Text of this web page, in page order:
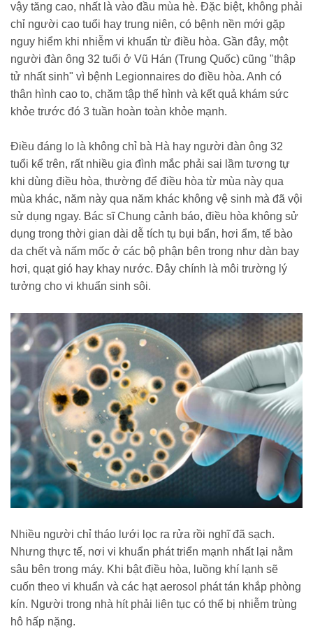
vậy tăng cao, nhất là vào đầu mùa hè. Đặc biệt, không phải
chỉ người cao tuổi hay trung niên, có bệnh nền mới gặp
nguy hiểm khi nhiễm vi khuẩn từ điều hòa. Gần đây, một
người đàn ông 32 tuổi ở Vũ Hán (Trung Quốc) cũng "thập
tử nhất sinh" vì bệnh Legionnaires do điều hòa. Anh có
thân hình cao to, chăm tập thể hình và kết quả khám sức
khỏe trước đó 3 tuần hoàn toàn khỏe mạnh.
Điều đáng lo là không chỉ bà Hà hay người đàn ông 32
tuổi kể trên, rất nhiều gia đình mắc phải sai lầm tương tự
khi dùng điều hòa, thường để điều hòa từ mùa này qua
mùa khác, năm này qua năm khác không vệ sinh mà đã vội
sử dụng ngay. Bác sĩ Chung cảnh báo, điều hòa không sử
dụng trong thời gian dài dễ tích tụ bụi bẩn, hơi ẩm, tế bào
da chết và nấm mốc ở các bộ phận bên trong như dàn bay
hơi, quạt gió hay khay nước. Đây chính là môi trường lý
tưởng cho vi khuẩn sinh sôi.
Nhiều người chỉ tháo lưới lọc ra rửa rồi nghĩ đã sạch.
Nhưng thực tế, nơi vi khuẩn phát triển mạnh nhất lại nằm
sâu bên trong máy. Khi bật điều hòa, luồng khí lạnh sẽ
cuốn theo vi khuẩn và các hạt aerosol phát tán khắp phòng
kín. Người trong nhà hít phải liên tục có thể bị nhiễm trùng
hô hấp nặng.